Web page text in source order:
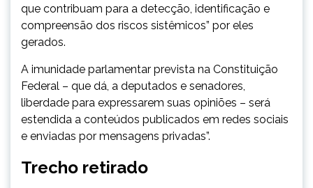
que contribuam para a detecção, identificação e
compreensão dos riscos sistêmicos” por eles
gerados.
A imunidade parlamentar prevista na Constituição
Federal – que dá, a deputados e senadores,
liberdade para expressarem suas opiniões – será
estendida a conteúdos publicados em redes sociais
e enviadas por mensagens privadas”.
Trecho retirado